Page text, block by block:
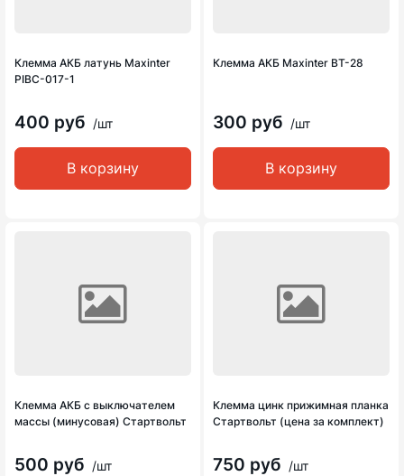
Клемма АКБ латунь Maxinter
PIBC-017-1
400 руб /шт
В корзину
Клемма АКБ Maxinter BT-28
300 руб /шт
В корзину
Клемма АКБ с выключателем
массы (минусовая) Стартвольт
500 руб /шт
Клемма цинк прижимная планка
Стартвольт (цена за комплект)
750 руб /шт